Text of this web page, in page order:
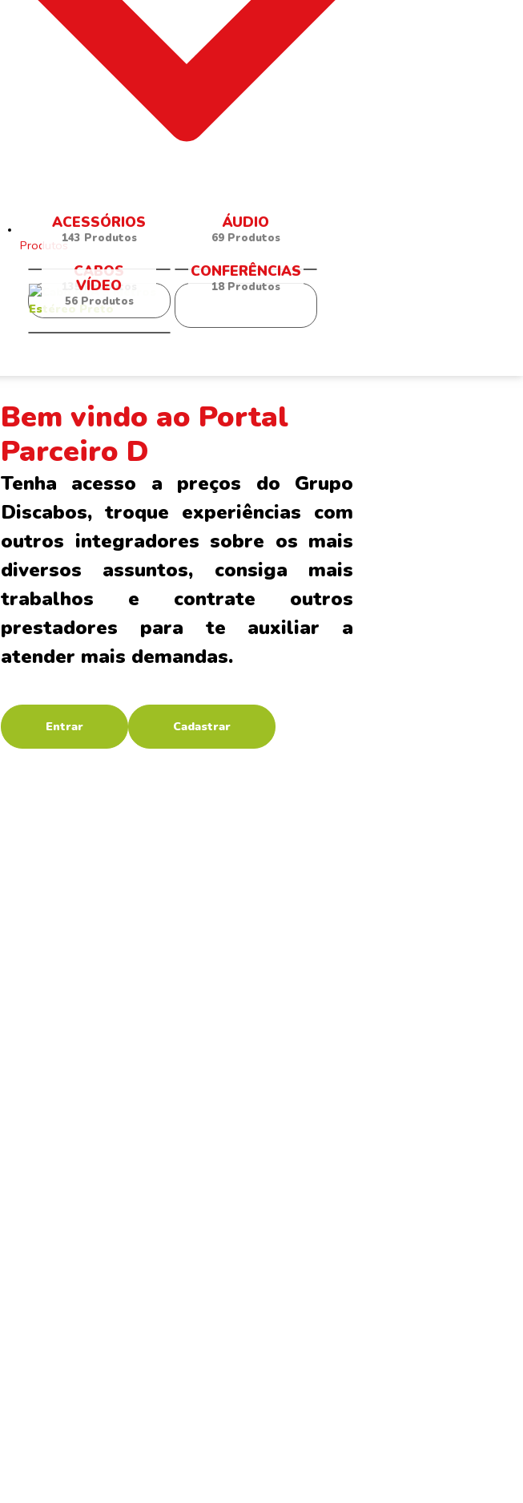
Produtos
ACESSÓRIOS
143 Produtos
ÁUDIO
69 Produtos
CABOS
135 Produtos
CONFERÊNCIAS
18 Produtos
VÍDEO
56 Produtos
Bem vindo ao Portal
Parceiro D
Tenha acesso a preços do Grupo
Discabos, troque experiências com
outros integradores sobre os mais
diversos assuntos, consiga mais
trabalhos e contrate outros
prestadores para te auxiliar a
atender mais demandas.
Entrar Cadastrar